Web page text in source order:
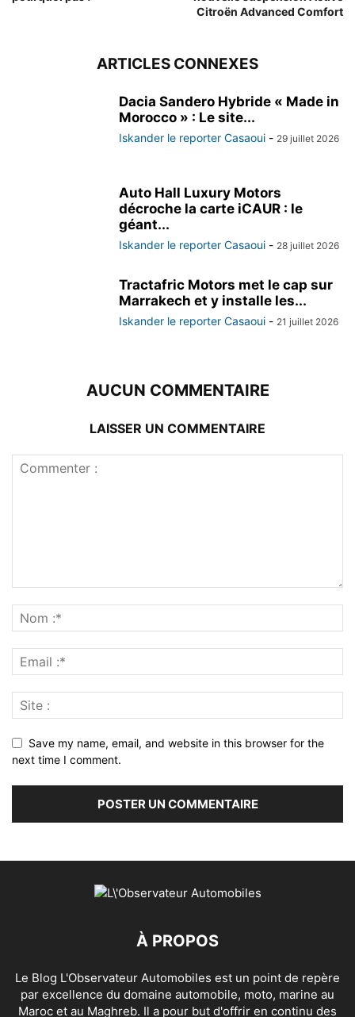
Citroën Advanced Comfort
ARTICLES CONNEXES
Dacia Sandero Hybride « Made in
Morocco » : Le site...
Iskander le reporter Casaoui - 29 juillet 2026
Auto Hall Luxury Motors
décroche la carte iCAUR : le
géant...
Iskander le reporter Casaoui - 28 juillet 2026
Tractafric Motors met le cap sur
Marrakech et y installe les...
Iskander le reporter Casaoui - 21 juillet 2026
AUCUN COMMENTAIRE
LAISSER UN COMMENTAIRE
Save my name, email, and website in this browser for the
next time I comment.
À PROPOS
Le Blog L'Observateur Automobiles est un point de repère
par excellence du domaine automobile, moto, marine au
Maroc et au Maghreb. Il a pour but d'offrir en continu des